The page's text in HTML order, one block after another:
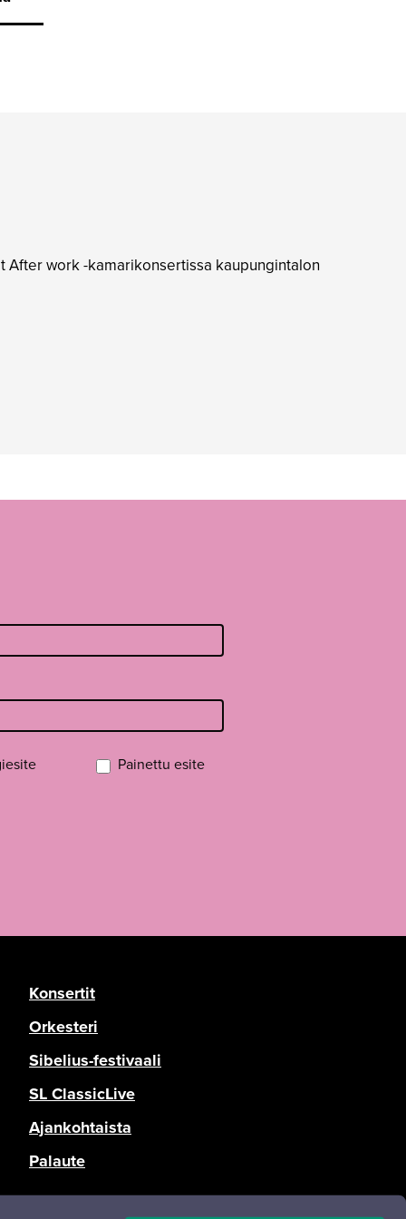
After work -kamarikonsertissa kaupungintalon
Painettu esite
Konsertit
Orkesteri
Sibelius-festivaali
SL ClassicLive
Ajankohtaista
Palaute